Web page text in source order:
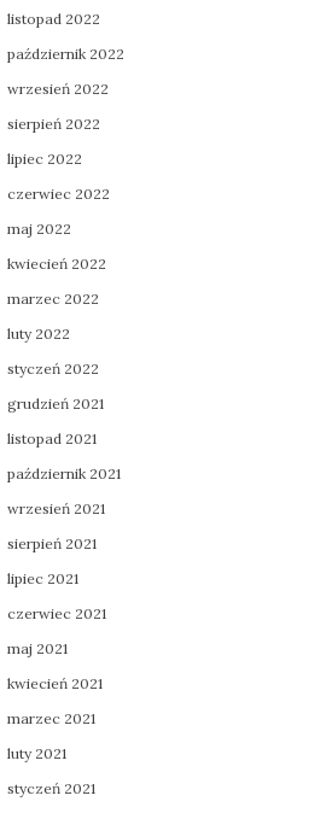
listopad 2022
październik 2022
wrzesień 2022
sierpień 2022
lipiec 2022
czerwiec 2022
maj 2022
kwiecień 2022
marzec 2022
luty 2022
styczeń 2022
grudzień 2021
listopad 2021
październik 2021
wrzesień 2021
sierpień 2021
lipiec 2021
czerwiec 2021
maj 2021
kwiecień 2021
marzec 2021
luty 2021
styczeń 2021